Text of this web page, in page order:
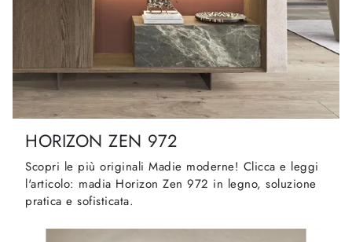
HORIZON ZEN 972
Scopri le più originali Madie moderne! Clicca e leggi
l'articolo: madia Horizon Zen 972 in legno, soluzione
pratica e sofisticata.